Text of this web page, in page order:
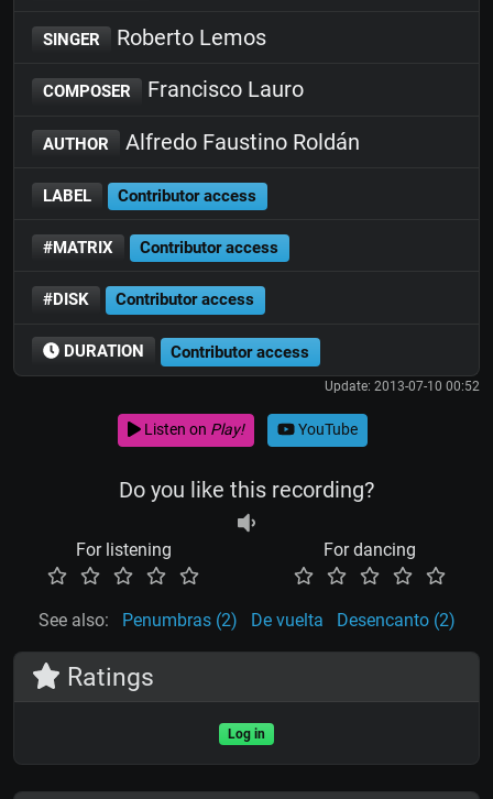
SINGER Roberto Lemos
COMPOSER Francisco Lauro
AUTHOR Alfredo Faustino Roldán
LABEL Contributor access
#MATRIX Contributor access
#DISK Contributor access
DURATION Contributor access
Update: 2013-07-10 00:52
Listen on Play! YouTube
Do you like this recording?
For listening For dancing
See also: Penumbras (2) De vuelta Desencanto (2)
Ratings
Log in